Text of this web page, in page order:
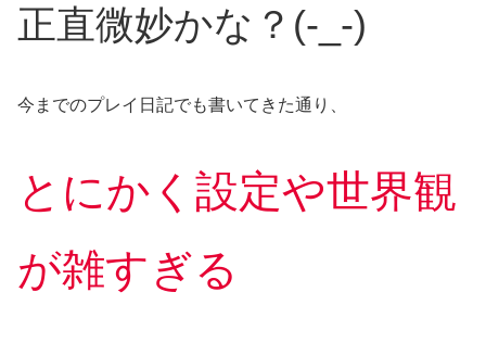
正直微妙かな？(-_-)
今までのプレイ日記でも書いてきた通り、
とにかく設定や世界観
が雑すぎる